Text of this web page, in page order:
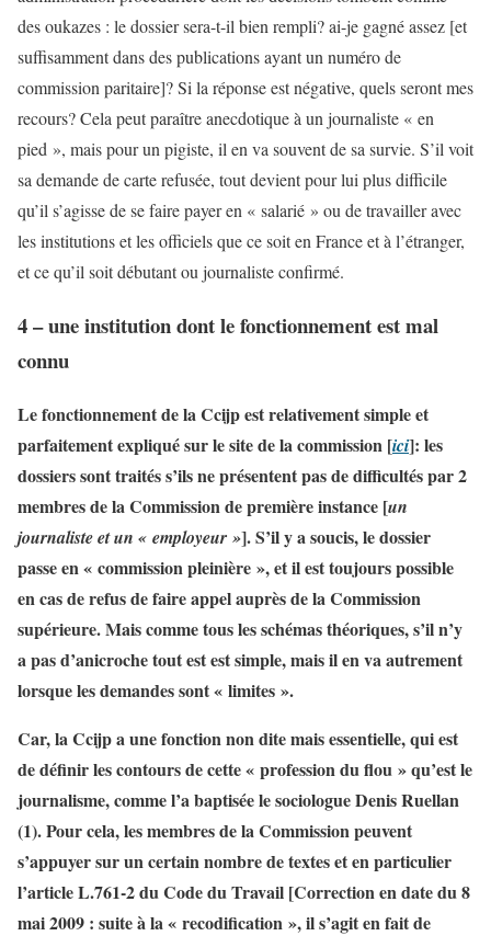
des oukazes : le dossier sera-t-il bien rempli? ai-je gagné assez [et
suffisamment dans des publications ayant un numéro de
commission paritaire]? Si la réponse est négative, quels seront mes
recours? Cela peut paraître anecdotique à un journaliste « en
pied », mais pour un pigiste, il en va souvent de sa survie. S’il voit
sa demande de carte refusée, tout devient pour lui plus difficile
qu’il s’agisse de se faire payer en « salarié » ou de travailler avec
les institutions et les officiels que ce soit en France et à l’étranger,
et ce qu’il soit débutant ou journaliste confirmé.
4 – une institution dont le fonctionnement est mal
connu
Le fonctionnement de la Ccijp est relativement simple et
parfaitement expliqué sur le site de la commission [ici]: les
dossiers sont traités s’ils ne présentent pas de difficultés par 2
membres de la Commission de première instance [un
journaliste et un « employeur »]. S’il y a soucis, le dossier
passe en « commission pleinière », et il est toujours possible
en cas de refus de faire appel auprès de la Commission
supérieure. Mais comme tous les schémas théoriques, s’il n’y
a pas d’anicroche tout est est simple, mais il en va autrement
lorsque les demandes sont « limites ».
Car, la Ccijp a une fonction non dite mais essentielle, qui est
de définir les contours de cette « profession du flou » qu’est le
journalisme, comme l’a baptisée le sociologue Denis Ruellan
(1). Pour cela, les membres de la Commission peuvent
s’appuyer sur un certain nombre de textes et en particulier
l’article L.761-2 du Code du Travail [Correction en date du 8
mai 2009 : suite à la « recodification », il s’agit en fait de